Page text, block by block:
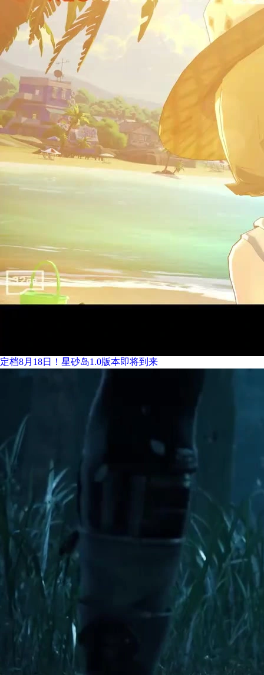
定档8月18日！星砂岛1.0版本即将到来